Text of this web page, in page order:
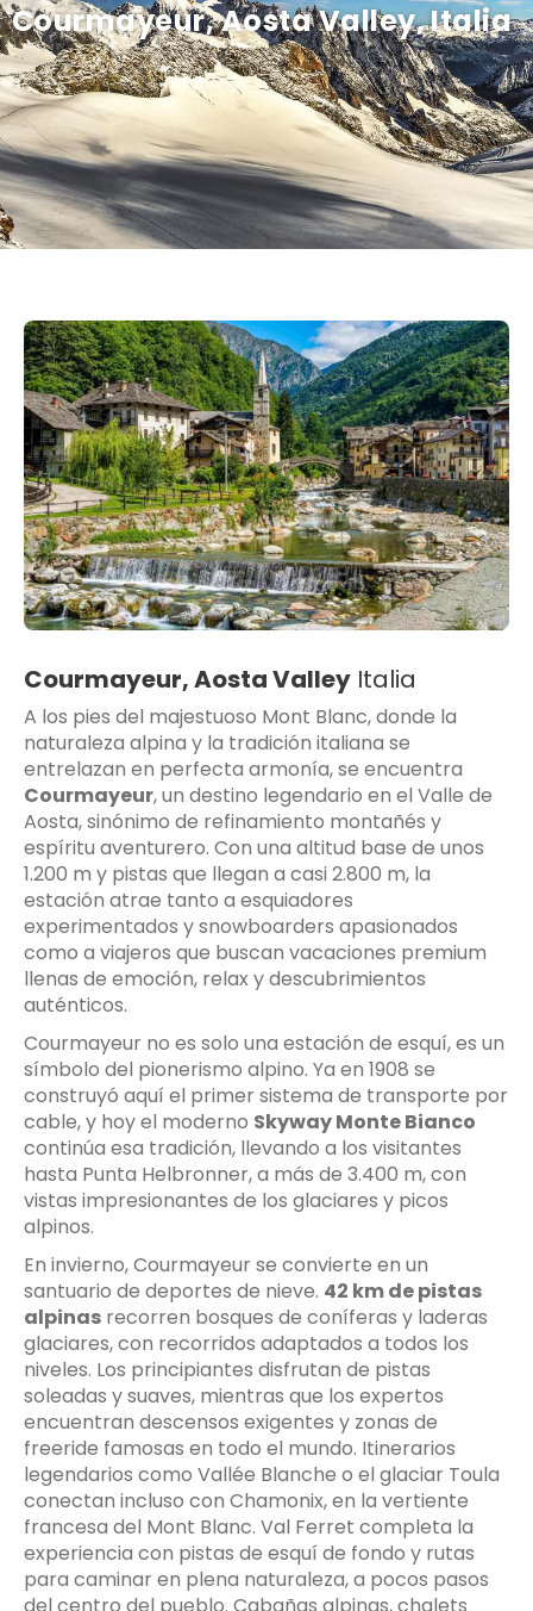
Courmayeur, Aosta Valley, Italia
Courmayeur, Aosta Valley Italia
A los pies del majestuoso Mont Blanc, donde la
naturaleza alpina y la tradición italiana se
entrelazan en perfecta armonía, se encuentra
Courmayeur, un destino legendario en el Valle de
Aosta, sinónimo de refinamiento montañés y
espíritu aventurero. Con una altitud base de unos
1.200 m y pistas que llegan a casi 2.800 m, la
estación atrae tanto a esquiadores
experimentados y snowboarders apasionados
como a viajeros que buscan vacaciones premium
llenas de emoción, relax y descubrimientos
auténticos.
Courmayeur no es solo una estación de esquí, es un
símbolo del pionerismo alpino. Ya en 1908 se
construyó aquí el primer sistema de transporte por
cable, y hoy el moderno Skyway Monte Bianco
continúa esa tradición, llevando a los visitantes
hasta Punta Helbronner, a más de 3.400 m, con
vistas impresionantes de los glaciares y picos
alpinos.
En invierno, Courmayeur se convierte en un
santuario de deportes de nieve. 42 km de pistas
alpinas recorren bosques de coníferas y laderas
glaciares, con recorridos adaptados a todos los
niveles. Los principiantes disfrutan de pistas
soleadas y suaves, mientras que los expertos
encuentran descensos exigentes y zonas de
freeride famosas en todo el mundo. Itinerarios
legendarios como Vallée Blanche o el glaciar Toula
conectan incluso con Chamonix, en la vertiente
francesa del Mont Blanc. Val Ferret completa la
experiencia con pistas de esquí de fondo y rutas
para caminar en plena naturaleza, a pocos pasos
del centro del pueblo. Cabañas alpinas, chalets